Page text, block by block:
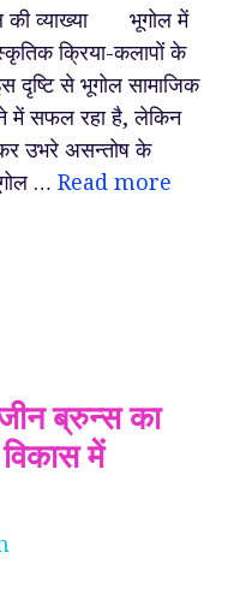
की व्याख्या भूगोल में
क्रिया-कलापों के
दृष्टि से भूगोल सामाजिक
में सफल रहा है, लेकिन
उभरे असन्तोष के
… Read more
ब्रुन्स का
में